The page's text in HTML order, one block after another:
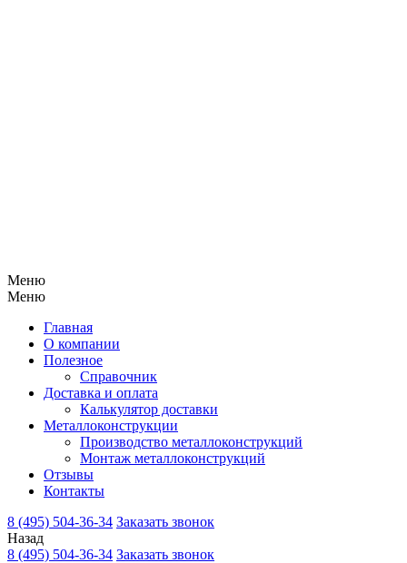
Меню
Меню
Главная
О компании
Полезное
Справочник
Доставка и оплата
Калькулятор доставки
Металлоконструкции
Производство металлоконструкций
Монтаж металлоконструкций
Отзывы
Контакты
8 (495) 504-36-34 Заказать звонок
Назад
8 (495) 504-36-34 Заказать звонок